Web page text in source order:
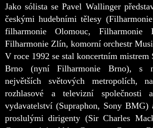
Jako sólista se Pavel Wallinger p
českými hudebními tělesy
filharmonie Olomouc, Filharmonie
Filharmonie Zlín, komorní orchestr
V roce 1992 se stal koncertním
Brno (nyní Filharmonie Brno), s
největších světových metropolích,
rozhlasové a televizní společnosti
vydavatelství (Supraphon, Sony BMG)
proslulými dirigenty (Sir Charles